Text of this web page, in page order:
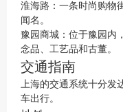
淮海路：一条时尚购物
闻名。
豫园商城：位于豫园内
念品、工艺品和古董。
交通指南
上海的交通系统十分发
车出行。